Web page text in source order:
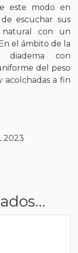
este modo en
escuchar sus
natural con un
el ámbito de la
diadema con
del peso
acolchadas a fin
2023